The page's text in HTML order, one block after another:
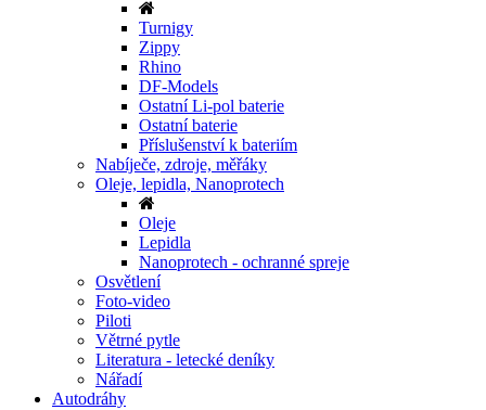
Turnigy
Zippy
Rhino
DF-Models
Ostatní Li-pol baterie
Ostatní baterie
Příslušenství k bateriím
Nabíječe, zdroje, měřáky
Oleje, lepidla, Nanoprotech
Oleje
Lepidla
Nanoprotech - ochranné spreje
Osvětlení
Foto-video
Piloti
Větrné pytle
Literatura - letecké deníky
Nářadí
Autodráhy